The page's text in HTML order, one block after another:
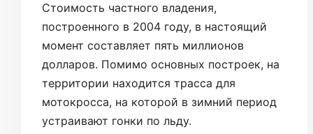
Стоимость частного владения,
построенного в 2004 году, в настоящий
момент составляет пять миллионов
долларов. Помимо основных построек, на
территории находится трасса для
мотокросса, на которой в зимний период
устраивают гонки по льду.